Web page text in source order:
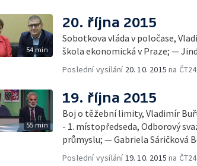
54 min
20. října 2015
Sobotkova vláda v poločase,
škola ekonomická v Praze; —
Poslední vysílání 20. 10. 2015 na ČT24
55 min
19. října 2015
Boj o těžební limity, Vladimír Buřt /SZ/ - starosta, Horní Jiřetín; — Jaromír
- 1. místopředseda, Odborový
průmyslu; — Gabriela Sáričková
Poslední vysílání 19. 10. 2015 na ČT24